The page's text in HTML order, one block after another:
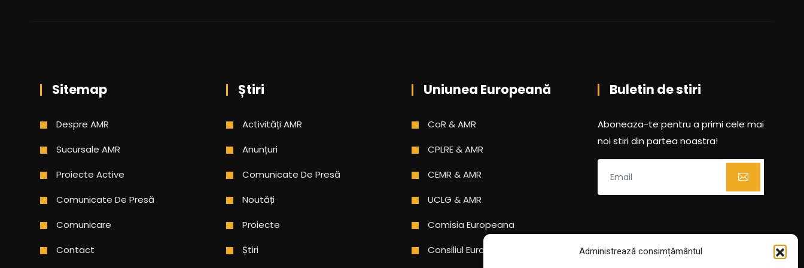
Administrează consimțământul
Sitemap
Despre AMR
Sucursale AMR
Proiecte Active
Comunicate De Presă
Comunicare
Contact
Știri
Activități AMR
Anunțuri
Comunicate De Presă
Noutăți
Proiecte
Știri
Uniunea Europeană
CoR & AMR
CPLRE & AMR
CEMR & AMR
UCLG & AMR
Comisia Europeana
Consiliul Europei
Buletin de stiri
Aboneaza-te pentru a primi cele mai
noi stiri din partea noastra!